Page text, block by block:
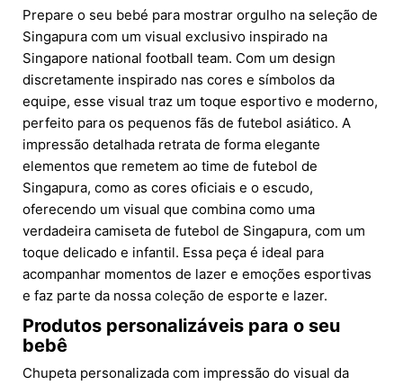
Prepare o seu bebé para mostrar orgulho na seleção de
Singapura com um visual exclusivo inspirado na
Singapore national football team. Com um design
discretamente inspirado nas cores e símbolos da
equipe, esse visual traz um toque esportivo e moderno,
perfeito para os pequenos fãs de futebol asiático. A
impressão detalhada retrata de forma elegante
elementos que remetem ao time de futebol de
Singapura, como as cores oficiais e o escudo,
oferecendo um visual que combina como uma
verdadeira camiseta de futebol de Singapura, com um
toque delicado e infantil. Essa peça é ideal para
acompanhar momentos de lazer e emoções esportivas
e faz parte da nossa coleção de esporte e lazer.
Produtos personalizáveis para o seu
bebê
Chupeta personalizada com impressão do visual da